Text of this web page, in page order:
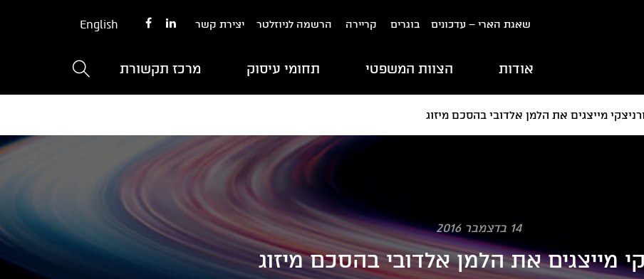
שאגת הארי – עדכונים בוגרים קריירה הרשמה לניוזלטר יצירת קשר English
אודות הצוות המשפטי תחומי עיסוק מרכז תקשורת
מייצגים את הלמן אלדובי בהסכם מיזוג
14 בדצמבר 2016
מייצגים את הלמן אלדובי בהסכם מיזוג